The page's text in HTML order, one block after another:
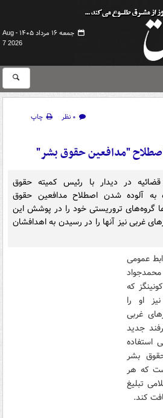
جمعه ۱۶ مرداد ۱۴۰۵ -
Aug
7 2026
۰ نظر
چاپ
"مدافعین حقوق بشر"
در دیدار با رئیس کمیته حقوق
به آلوده شدن اصطلاح مدافعین حقوق
گروه‌های تروریستی خود را در پوشش این
غربی نیز آنها را در رسیدن به اهدافشان
عمومی
که
او را
غربی
جدید
استفاده
بشر
که هر
تبلیغ
کند.